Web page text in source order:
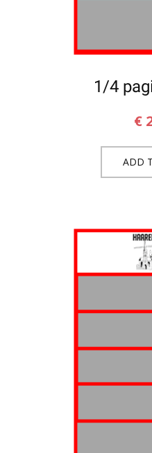
1/4
€
ADD